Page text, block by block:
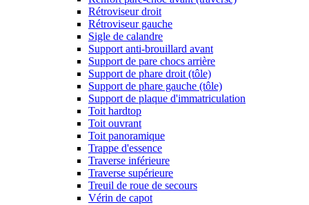
Rétroviseur droit
Rétroviseur gauche
Sigle de calandre
Support anti-brouillard avant
Support de pare chocs arrière
Support de phare droit (tôle)
Support de phare gauche (tôle)
Support de plaque d'immatriculation
Toit hardtop
Toit ouvrant
Toit panoramique
Trappe d'essence
Traverse inférieure
Traverse supérieure
Treuil de roue de secours
Vérin de capot